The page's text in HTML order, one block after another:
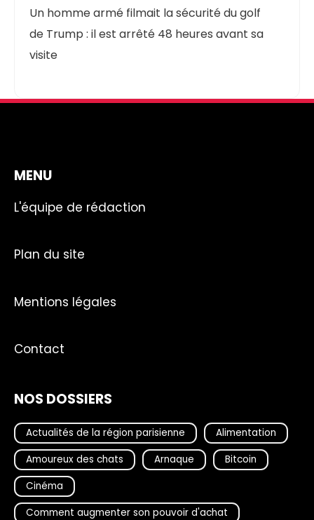
Un homme armé filmait la sécurité du golf
de Trump : il est arrêté 48 heures avant sa
visite
MENU
L'équipe de rédaction
Plan du site
Mentions légales
Contact
NOS DOSSIERS
Actualités de la région parisienne
Alimentation
Amoureux des chats
Arnaque
Bitcoin
Cinéma
Comment augmenter son pouvoir d'achat